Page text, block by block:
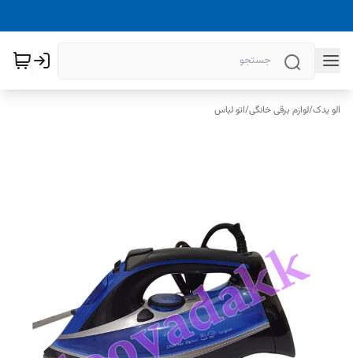
الو یدک/لوازم برقی خانگی/اتو لباس